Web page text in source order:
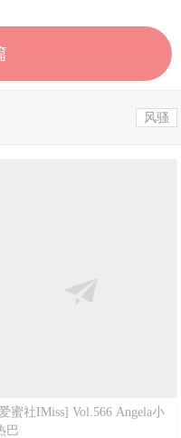
风骚
蜜社IMiss] Vol.566 Angela小
巴